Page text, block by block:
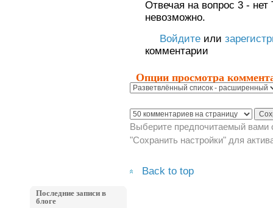
Отвечая на вопрос 3 -
невозможно.
Войдитеили
комментарии
Опции просмотра
Выберите предпочитаемый вами
"Сохранить настройки" для
Back to top
Последние записи в
блоге